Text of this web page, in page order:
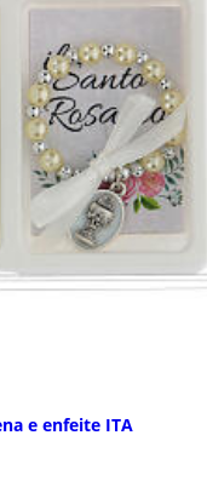
e enfeite ITA